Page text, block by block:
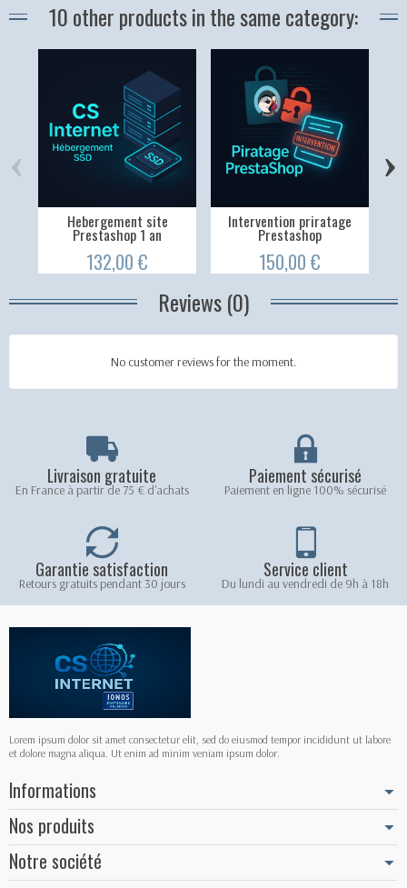
10 other products in the same category:
Hebergement site
Prestashop 1 an
132,00 €
Intervention priratage
Prestashop
150,00 €
‹ ›
Reviews (0)
No customer reviews for the moment.
Livraison gratuite
En France à partir de 75 € d'achats
Paiement sécurisé
Paiement en ligne 100% sécurisé
Garantie satisfaction
Retours gratuits pendant 30 jours
Service client
Du lundi au vendredi de 9h à 18h
Lorem ipsum dolor sit amet consectetur elit, sed do eiusmod tempor incididunt ut labore
et dolore magna aliqua. Ut enim ad minim veniam ipsum dolor.
Informations
Nos produits
Notre société